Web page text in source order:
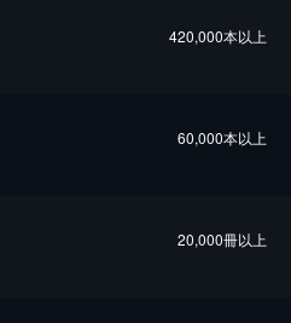
420,000本以上
60,000本以上
20,000冊以上